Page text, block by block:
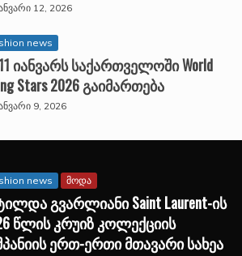
12, 2026
news
იანვარს საქართველოში World
Stars 2026 გაიმართება
9, 2026
news მოდა
გვარლიანი Saint Laurent-ის
წლის კრუიზ კოლექციის
ერთ-ერთი მთავარი სახეა